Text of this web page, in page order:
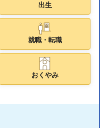
出生
就職・転職
おくやみ